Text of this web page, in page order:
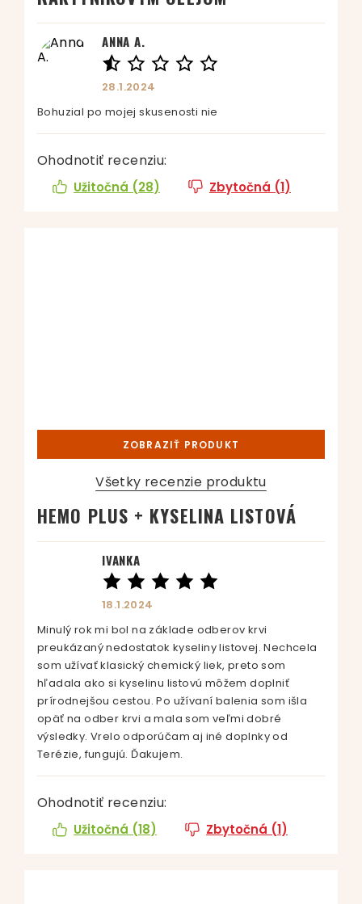
ANNA A.
28.1.2024
Bohuzial po mojej skusenosti nie
Ohodnotiť recenziu:
Užitočná (28) Zbytočná (1)
ZOBRAZIŤ PRODUKT
Všetky recenzie produktu
HEMO PLUS + KYSELINA LISTOVÁ
IVANKA
18.1.2024
Minulý rok mi bol na základe odberov krvi
preukázaný nedostatok kyseliny listovej. Nechcela
som užívať klasický chemický liek, preto som
hľadala ako si kyselinu listovú môžem doplniť
prírodnejšou cestou. Po užívaní balenia som išla
opäť na odber krvi a mala som veľmi dobré
výsledky. Vrelo odporúčam aj iné doplnky od
Terézie, fungujú. Ďakujem.
Ohodnotiť recenziu:
Užitočná (18) Zbytočná (1)